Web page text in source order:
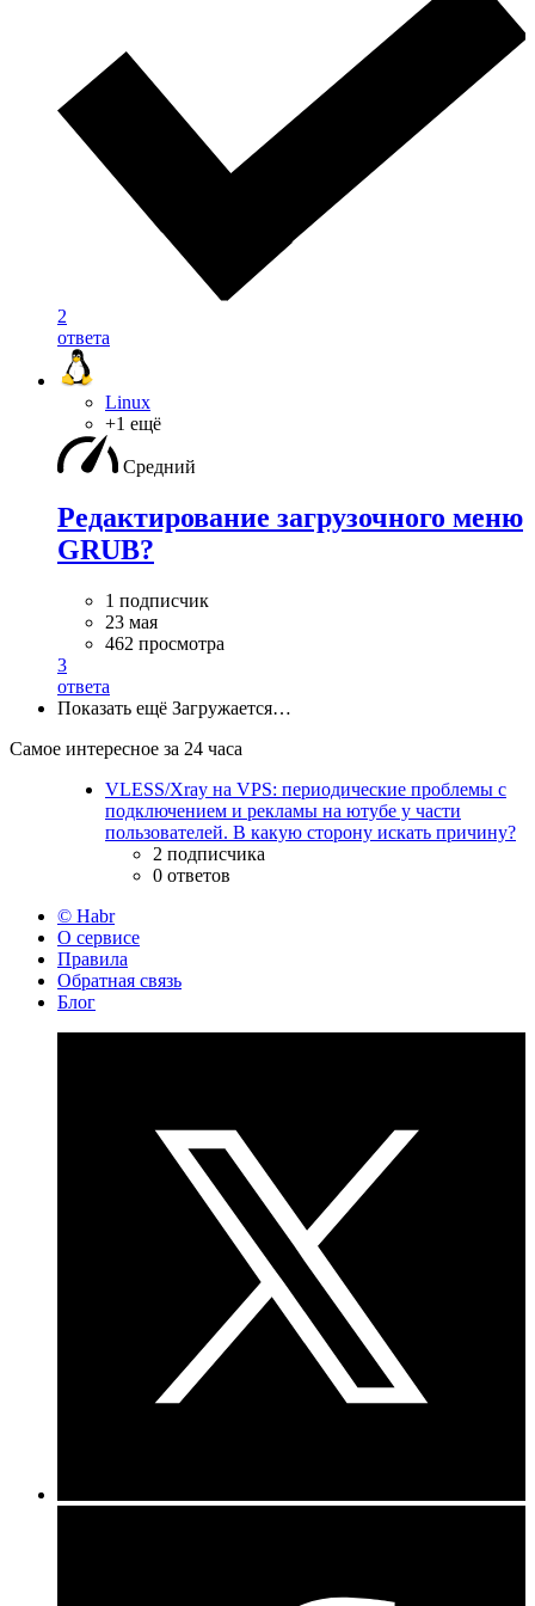
2
ответа
Linux
+1 ещё
Средний
Редактирование загрузочного меню
GRUB?
1 подписчик
23 мая
462 просмотра
3
ответа
Показать ещё Загружается…
Самое интересное за 24 часа
VLESS/Xray на VPS: периодические проблемы с
подключением и рекламы на ютубе у части
пользователей. В какую сторону искать причину?
2 подписчика
0 ответов
© Habr
О сервисе
Правила
Обратная связь
Блог